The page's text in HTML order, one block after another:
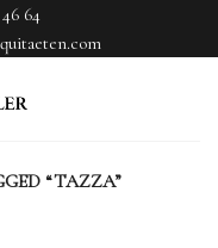
64
“TAZZA”